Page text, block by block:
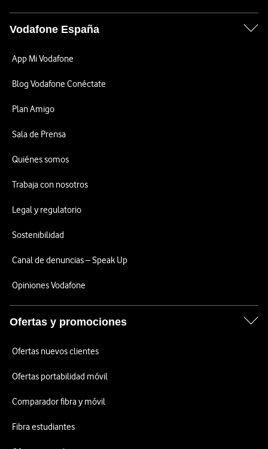
Vodafone España
App Mi Vodafone
Blog Vodafone Conéctate
Plan Amigo
Sala de Prensa
Quiénes somos
Trabaja con nosotros
Legal y regulatorio
Sostenibilidad
Canal de denuncias – Speak Up
Opiniones Vodafone
Ofertas y promociones
Ofertas nuevos clientes
Ofertas portabilidad móvil
Comparador fibra y móvil
Fibra estudiantes